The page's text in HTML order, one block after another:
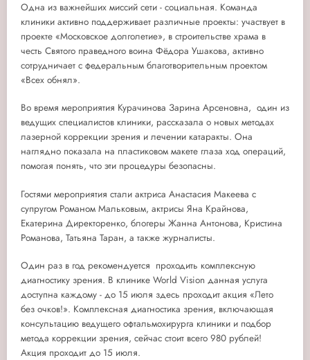
Одна из важнейших миссий сети - социальная. Команда
клиники активно поддерживает различные проекты: участвует в
проекте «Московское долголетие», в строительстве храма в
честь Святого праведного воина Фёдора Ушакова, активно
сотрудничает с федеральным благотворительным проектом
«Всех обнял».
Во время мероприятия Курачинова Зарина Арсеновна, один из
ведущих специалистов клиники, рассказала о новых методах
лазерной коррекции зрения и лечении катаракты. Она
наглядно показала на пластиковом макете глаза ход операций,
помогая понять, что эти процедуры безопасны.
Гостями мероприятия стали актриса Анастасия Макеева с
супругом Романом Мальковым, актрисы Яна Крайнова,
Екатерина Директоренко, блогеры Жанна Антонова, Кристина
Романова, Татьяна Таран, а также журналисты.
Один раз в год рекомендуется проходить комплексную
диагностику зрения. В клинике World Vision данная услуга
доступна каждому - до 15 июля здесь проходит акция «Лето
без очков!». Комплексная диагностика зрения, включающая
консультацию ведущего офтальмохирурга клиники и подбор
метода коррекции зрения, сейчас стоит всего 980 рублей!
Акция проходит до 15 июля.